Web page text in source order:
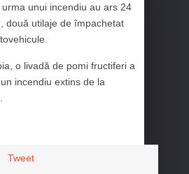
unui incendiu au ars 24
două utilaje de împachetat
o livadă de pomi fructiferi a
incendiu extins de la
Tweet